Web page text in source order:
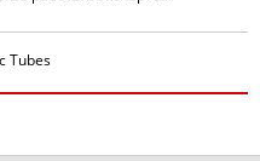
Tubes